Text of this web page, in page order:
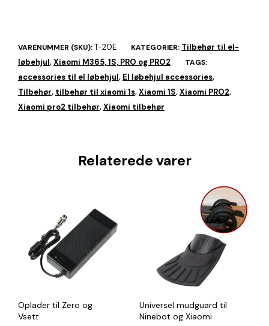
VARENUMMER (SKU):T-20E KATEGORIER: Tilbehør til el-
løbehjul,Xiaomi M365, 1S, PRO og PRO2 TAGS:
accessories til el løbehjul, El løbehjul accessories,
Tilbehør, tilbehør til xiaomi 1s,Xiaomi 1S,Xiaomi PRO2,
Xiaomi pro2 tilbehør,Xiaomi tilbehør
Relaterede varer
Oplader til Zero og
Vsett
Universel mudguard til
Ninebot og Xiaomi